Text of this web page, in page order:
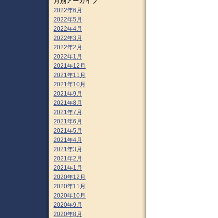
2022年6月
2022年5月
2022年4月
2022年3月
2022年2月
2022年1月
2021年12月
2021年11月
2021年10月
2021年9月
2021年8月
2021年7月
2021年6月
2021年5月
2021年4月
2021年3月
2021年2月
2021年1月
2020年12月
2020年11月
2020年10月
2020年9月
2020年8月